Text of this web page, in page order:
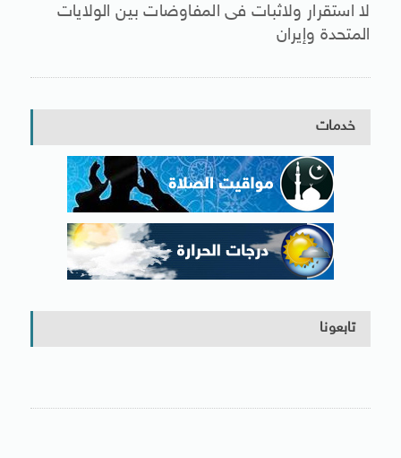
لا استقرار ولاثبات فى المفاوضات بين الولايات
المتحدة وإيران
خدمات
تابعونا